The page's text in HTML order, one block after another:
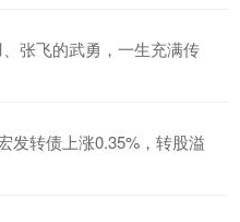
张飞的武勇，一生充满传
发转债上涨0.35%，转股溢